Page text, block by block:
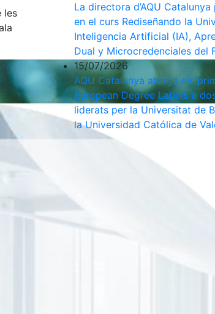
les
La directora d’AQU
en el curs Rediseñando la
Inteligencia Artificial (IA),
Dual y Microcredenciales del
15/07/2026
AQU Catalunya atorga els
European Degree Labels a
liderats per la Universitat de
la Universidad Católica de